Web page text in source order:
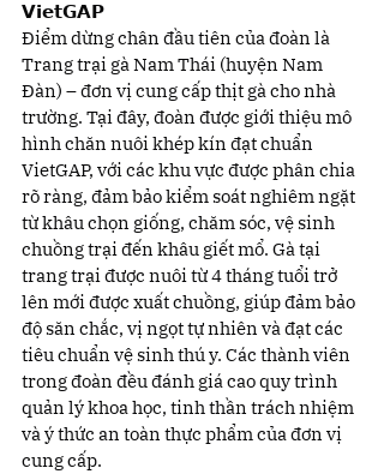
𝗩𝗶𝗲𝘁𝗚𝗔𝗣
Điểm dừng chân đầu tiên của đoàn là
Trang trại gà Nam Thái (huyện Nam
Đàn) – đơn vị cung cấp thịt gà cho nhà
trường. Tại đây, đoàn được giới thiệu mô
hình chăn nuôi khép kín đạt chuẩn
VietGAP, với các khu vực được phân chia
rõ ràng, đảm bảo kiểm soát nghiêm ngặt
từ khâu chọn giống, chăm sóc, vệ sinh
chuồng trại đến khâu giết mổ. Gà tại
trang trại được nuôi từ 4 tháng tuổi trở
lên mới được xuất chuồng, giúp đảm bảo
độ săn chắc, vị ngọt tự nhiên và đạt các
tiêu chuẩn vệ sinh thú y. Các thành viên
trong đoàn đều đánh giá cao quy trình
quản lý khoa học, tinh thần trách nhiệm
và ý thức an toàn thực phẩm của đơn vị
cung cấp.